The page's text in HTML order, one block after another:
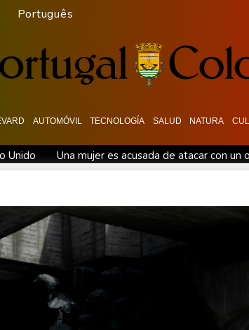
Português
AUTOMÓVIL TECNOLOGÍA SALUD NATURA
Unido
Una mujer es acusada de atacar con
Suecia entregará a Ucrania un buque de la
Los eclipses, una oportunidad